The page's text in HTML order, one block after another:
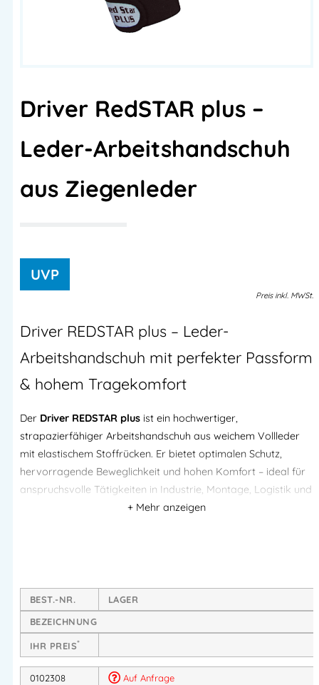
Driver RedSTAR plus –
Leder-Arbeitshandschuh
aus Ziegenleder
Preis inkl. MWSt.
Driver REDSTAR plus – Leder-
Arbeitshandschuh mit perfekter Passform
& hohem Tragekomfort
Der Driver REDSTAR plus ist ein hochwertiger,
strapazierfähiger Arbeitshandschuh aus weichem Vollleder
mit elastischem Stoffrücken. Er bietet optimalen Schutz,
hervorragende Beweglichkeit und hohen Komfort – ideal für
anspruchsvolle Tätigkeiten in Industrie, Montage, Logistik und
Handfläche aus robustem Ziegenleder sorgt für hohe
Haltbarkeit und ein ausgezeichnetes Griffgefühl.
Produkt-Highlights
✔Weiches Volllederfür optimalen Griff & hohen
BEST.-NR.
LAGER
BEZEICHNUNG
IHR PREIS*
0102308
Auf Anfrage